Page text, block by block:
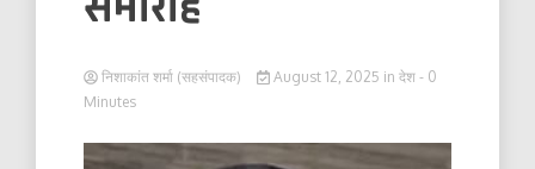
निशाकांत शर्मा (सहसंपादक) August 12, 2025 in देश - 0
Minutes